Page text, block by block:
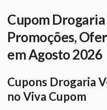
Cupom
Promoções,
em Agosto 2026
Cupons Drogaria
no Viva Cupom